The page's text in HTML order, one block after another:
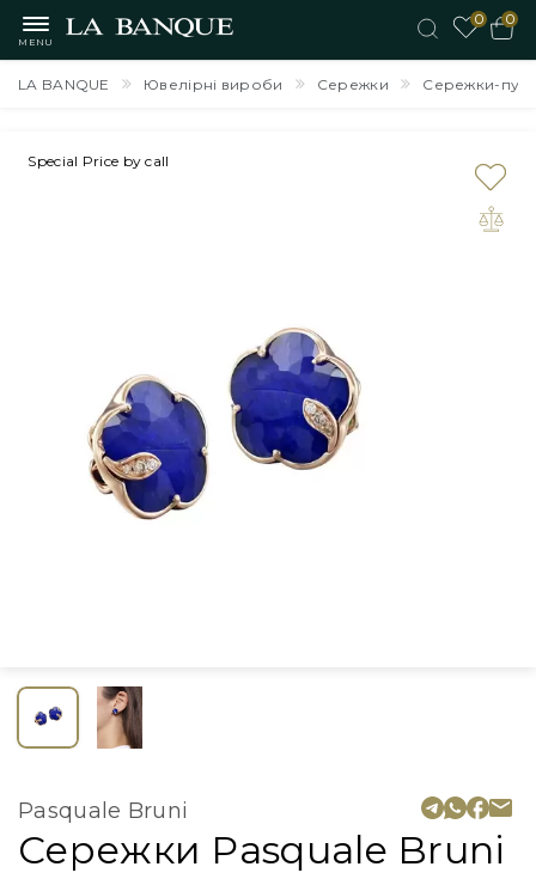
MENU
0
0
LA BANQUE Ювелірні вироби Сережки Сережки-
на замовлення
Special Price by call
Pasquale Bruni
Сережки Pasquale Bruni